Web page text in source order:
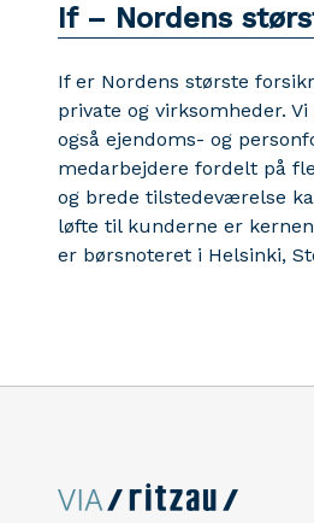
If – Nordens
If er Nordens største
private og virksomheder.
også ejendoms- og
medarbejdere fordelt på
og brede tilstedeværelse
løfte til kunderne er
er børsnoteret i Helsinki,